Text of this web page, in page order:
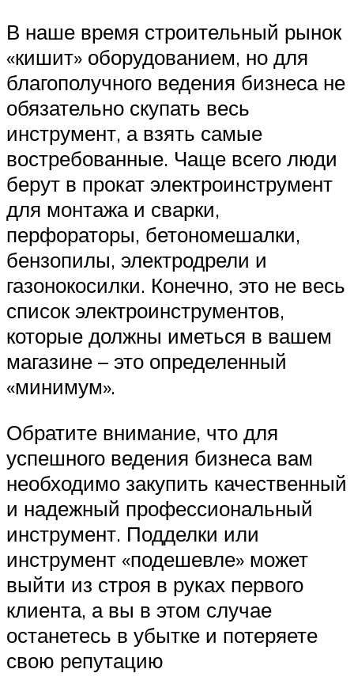
В наше время строительный рынок
«кишит» оборудованием, но для
благополучного ведения бизнеса не
обязательно скупать весь
инструмент, а взять самые
востребованные. Чаще всего люди
берут в прокат электроинструмент
для монтажа и сварки,
перфораторы, бетономешалки,
бензопилы, электродрели и
газонокосилки. Конечно, это не весь
список электроинструментов,
которые должны иметься в вашем
магазине – это определенный
«минимум».
Обратите внимание, что для
успешного ведения бизнеса вам
необходимо закупить качественный
и надежный профессиональный
инструмент. Подделки или
инструмент «подешевле» может
выйти из строя в руках первого
клиента, а вы в этом случае
останетесь в убытке и потеряете
свою репутацию